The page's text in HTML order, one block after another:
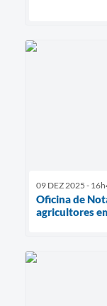
09 DEZ 2025 -
Oficina de
agricultores